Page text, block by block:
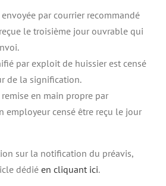
par courrier recommandé
le troisième jour ouvrable qui
par exploit de huissier est censé
de la signification.
en main propre par
employeur censé être reçu le jour
sur la notification du préavis,
dédié en cliquant ici.